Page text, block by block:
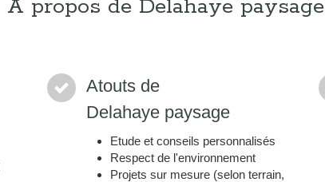
A propos de Delahaye paysage
Atouts de
Delahaye paysage
Etude et conseils personnalisés
Respect de l'environnement
Projets sur mesure (selon terrain,